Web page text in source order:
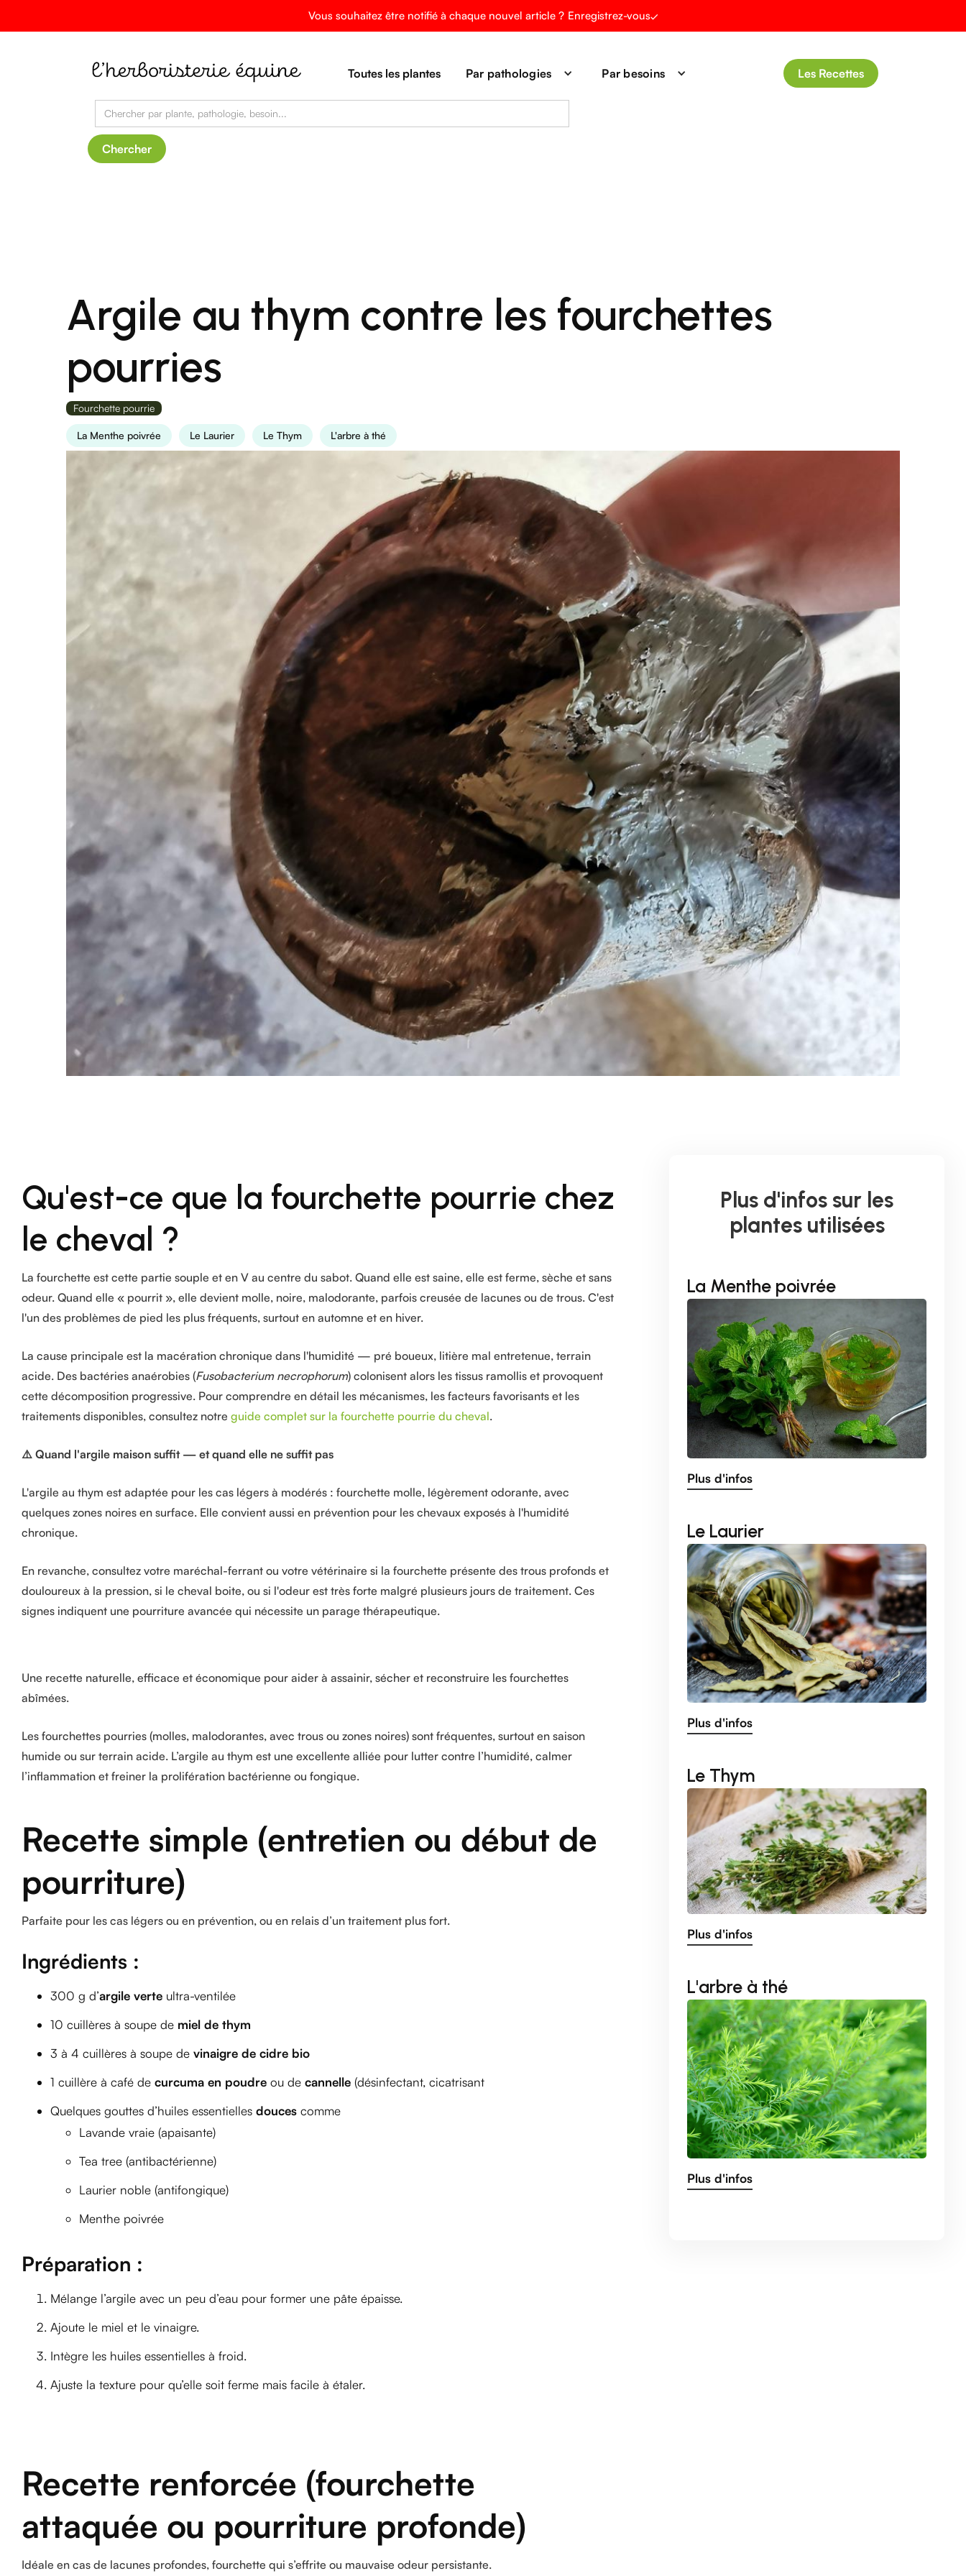
Vous souhaitez être notifié à chaque nouvel article ? Enregistrez-vous
Toutes les plantes Par pathologies Par besoins Les Recettes
Argile au thym contre les fourchettes
pourries
Fourchette pourrie
La Menthe poivrée Le Laurier Le Thym L'arbre à thé
Qu'est-ce que la fourchette pourrie chez
le cheval ?
La fourchette est cette partie souple et en V au centre du sabot. Quand elle est saine, elle est ferme, sèche et sans
odeur. Quand elle « pourrit », elle devient molle, noire, malodorante, parfois creusée de lacunes ou de trous. C'est
l'un des problèmes de pied les plus fréquents, surtout en automne et en hiver.
La cause principale est la macération chronique dans l'humidité — pré boueux, litière mal entretenue, terrain
acide. Des bactéries anaérobies (Fusobacterium necrophorum) colonisent alors les tissus ramollis et provoquent
cette décomposition progressive. Pour comprendre en détail les mécanismes, les facteurs favorisants et les
traitements disponibles, consultez notre guide complet sur la fourchette pourrie du cheval.
⚠️ Quand l'argile maison suffit — et quand elle ne suffit pas
L'argile au thym est adaptée pour les cas légers à modérés : fourchette molle, légèrement odorante, avec
quelques zones noires en surface. Elle convient aussi en prévention pour les chevaux exposés à l'humidité
chronique.
En revanche, consultez votre maréchal-ferrant ou votre vétérinaire si la fourchette présente des trous profonds et
douloureux à la pression, si le cheval boite, ou si l'odeur est très forte malgré plusieurs jours de traitement. Ces
signes indiquent une pourriture avancée qui nécessite un parage thérapeutique.
Une recette naturelle, efficace et économique pour aider à assainir, sécher et reconstruire les fourchettes
abîmées.
Les fourchettes pourries (molles, malodorantes, avec trous ou zones noires) sont fréquentes, surtout en saison
humide ou sur terrain acide. L’argile au thym est une excellente alliée pour lutter contre l’humidité, calmer
l’inflammation et freiner la prolifération bactérienne ou fongique.
Recette simple (entretien ou début de
pourriture)
Parfaite pour les cas légers ou en prévention, ou en relais d’un traitement plus fort.
Ingrédients :
300 g d’argile verte ultra-ventilée
10 cuillères à soupe de miel de thym
3 à 4 cuillères à soupe de vinaigre de cidre bio
1 cuillère à café de curcuma en poudre ou de cannelle (désinfectant, cicatrisant
Quelques gouttes d’huiles essentielles douces comme
Lavande vraie (apaisante)
Tea tree (antibactérienne)
Laurier noble (antifongique)
Menthe poivrée
Préparation :
Mélange l’argile avec un peu d’eau pour former une pâte épaisse.
Ajoute le miel et le vinaigre.
Intègre les huiles essentielles à froid.
Ajuste la texture pour qu’elle soit ferme mais facile à étaler.
Recette renforcée (fourchette
attaquée ou pourriture profonde)
Idéale en cas de lacunes profondes, fourchette qui s’effrite ou mauvaise odeur persistante.
Plus d'infos sur les
plantes utilisées
La Menthe poivrée
Plus d'infos
Le Laurier
Plus d'infos
Le Thym
Plus d'infos
L'arbre à thé
Plus d'infos